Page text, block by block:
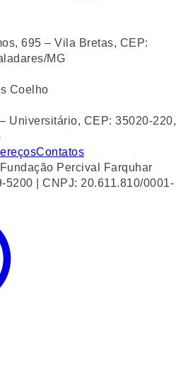
695 – Vila Bretas, CEP:
MG
Coelho
Universitário, CEP: 35020-220,
Contatos
Percival Farquhar
5200 | CNPJ: 20.611.810/0001-